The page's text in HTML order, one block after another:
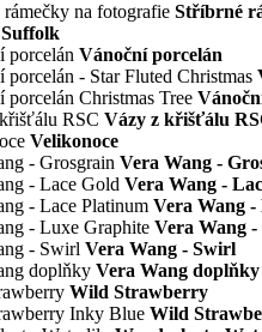
Stříbrné
Suffolk
Vánoční porcelán
Vázy z křišťálu
Velikonoce
Vera Wang -
Vera Wang -
Vera Wang
Vera Wang
Vera Wang - Swirl
Vera Wang doplňky
Wild Strawberry
Wild